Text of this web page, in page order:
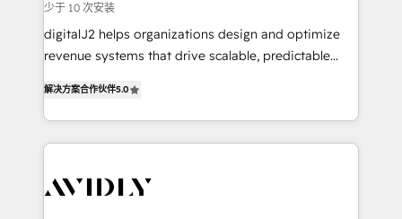
少于 10 次安装
digitalJ2 helps organizations design and optimize
revenue systems that drive scalable, predictable
Partner, we specialize in both strategic RevOps
planning and hands-on technical execution - building
the operational foundation companies need to
Healthcare - Financial Services - Managed IT (MSP) -
解决方案合作伙伴5.0